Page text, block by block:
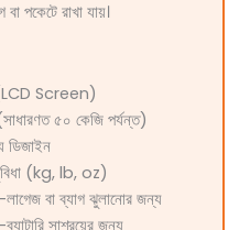
পকেটে রাখা যায়।
(LCD Screen)
৫০ কেজি পর্যন্ত)
ডিজাইন
(kg, lb, oz)
বা ব্যাগ ঝুলানোর জন্য
সাশ্রয়ের জন্য